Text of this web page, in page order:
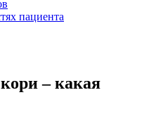
пациента
– какая